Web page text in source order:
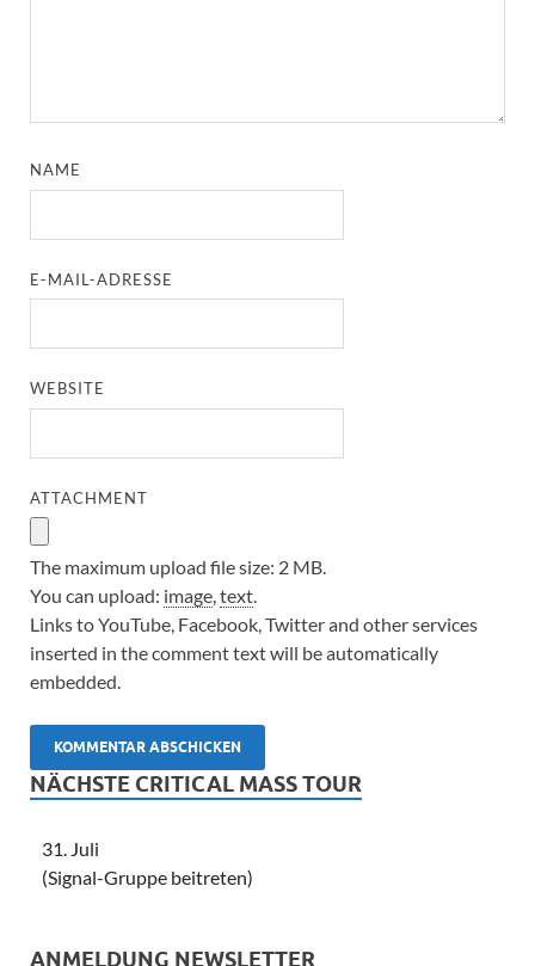
NAME
E-MAIL-ADRESSE
WEBSITE
ATTACHMENT
The maximum upload file size: 2 MB.
You can upload: image,text.
Links to YouTube, Facebook, Twitter and other services
inserted in the comment text will be automatically
embedded.
NÄCHSTE CRITICAL MASS TOUR
31. Juli
(Signal-Gruppe beitreten)
ANMELDUNG NEWSLETTER